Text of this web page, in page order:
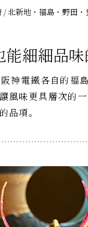
/ 北新地・福島・野田・
能細細品
神電鐵各自的福
風味更具層次的
品項。